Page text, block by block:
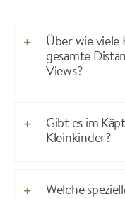
Über wie viele
gesamte
Views?
Gibt es im
Kleinkinder?
Welche